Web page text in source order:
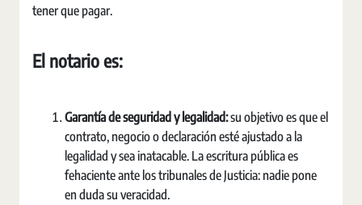
tener que pagar.
El notario es:
Garantía de seguridad y legalidad:su objetivo es que el
contrato, negocio o declaración esté ajustado a la
legalidad y sea inatacable. La escritura pública es
fehaciente ante los tribunales de Justicia: nadie pone
en duda su veracidad.